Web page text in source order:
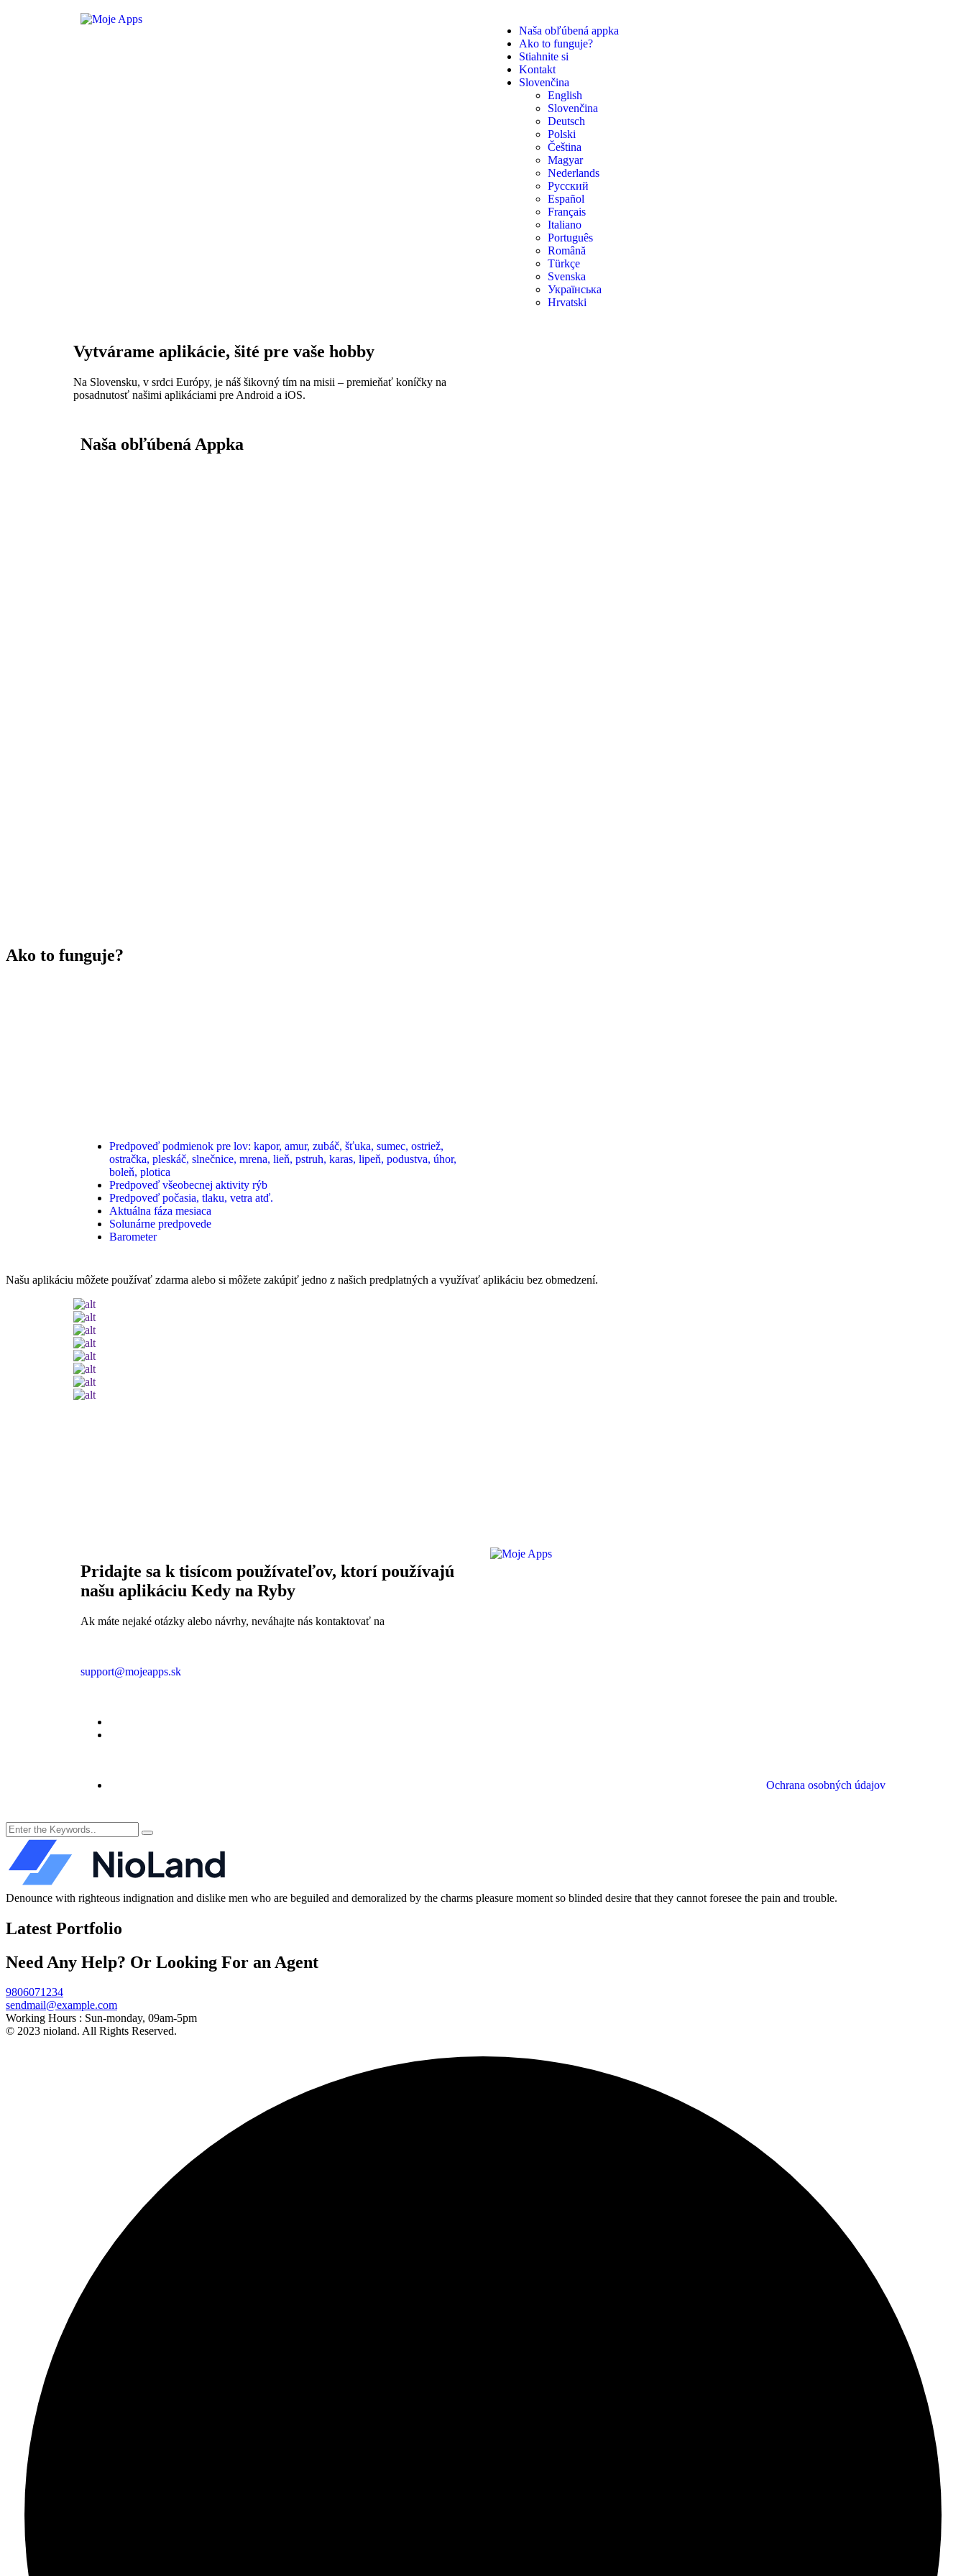
Naša obľúbená appka
Ako to funguje?
Stiahnite si
Kontakt
Slovenčina
English
Slovenčina
Deutsch
Polski
Čeština
Magyar
Nederlands
Русский
Español
Français
Italiano
Português
Română
Türkçe
Svenska
Українська
Hrvatski
Vytvárame aplikácie, šité pre vaše hobby
Na Slovensku, v srdci Európy, je náš šikovný tím na misii – premieňať koníčky na
posadnutosť našimi aplikáciami pre Android a iOS.
Naša obľúbená Appka
Ako to funguje?
Predpoveď podmienok pre lov: kapor, amur, zubáč, šťuka, sumec, ostriež,
ostračka, pleskáč, slnečnice, mrena, lieň, pstruh, karas, lipeň, podustva, úhor,
boleň, plotica
Predpoveď všeobecnej aktivity rýb
Predpoveď počasia, tlaku, vetra atď.
Aktuálna fáza mesiaca
Solunárne predpovede
Barometer
Našu aplikáciu môžete používať zdarma alebo si môžete zakúpiť jedno z našich predplatných a využívať aplikáciu bez obmedzení.
Pridajte sa k tisícom používateľov, ktorí používajú
našu aplikáciu Kedy na Ryby
Ak máte nejaké otázky alebo návrhy, neváhajte nás kontaktovať na
support@mojeapps.sk
Ochrana osobných údajov
Denounce with righteous indignation and dislike men who are beguiled and demoralized by the charms pleasure moment so blinded desire that they cannot foresee the pain and trouble.
Latest Portfolio
Need Any Help? Or Looking For an Agent
9806071234
sendmail@example.com
Working Hours : Sun-monday, 09am-5pm
© 2023 nioland. All Rights Reserved.